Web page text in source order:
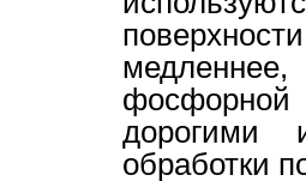
фосфорной
дорогими
обработки